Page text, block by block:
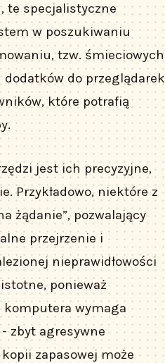
te specjalistyczne
w poszukiwaniu
tzw. śmieciowych
do przeglądarek
które potrafią
jest ich precyzyjne,
Przykładowo, niektóre z
żądanie”, pozwalający
przejrzenie i
nieprawidłowości
ponieważ
wymaga
zbyt agresywne
zapasowej może